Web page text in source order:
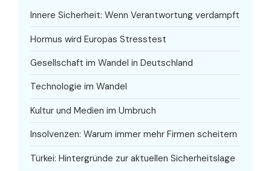
Innere Sicherheit: Wenn Verantwortung verdampft
Hormus wird Europas Stresstest
Gesellschaft im Wandel in Deutschland
Technologie im Wandel
Kultur und Medien im Umbruch
Insolvenzen: Warum immer mehr Firmen scheitern
Türkei: Hintergründe zur aktuellen Sicherheitslage